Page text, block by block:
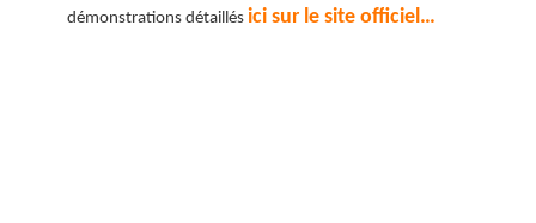
démonstrations détaillés ici sur le site officiel…